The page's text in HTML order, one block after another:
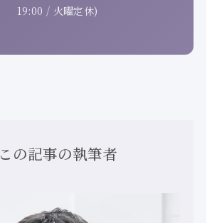
19:00 / 火曜定休)
この記事の執筆者